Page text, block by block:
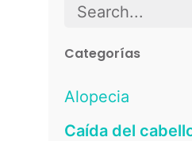
Search
Categorías
Alopecia
Caída del